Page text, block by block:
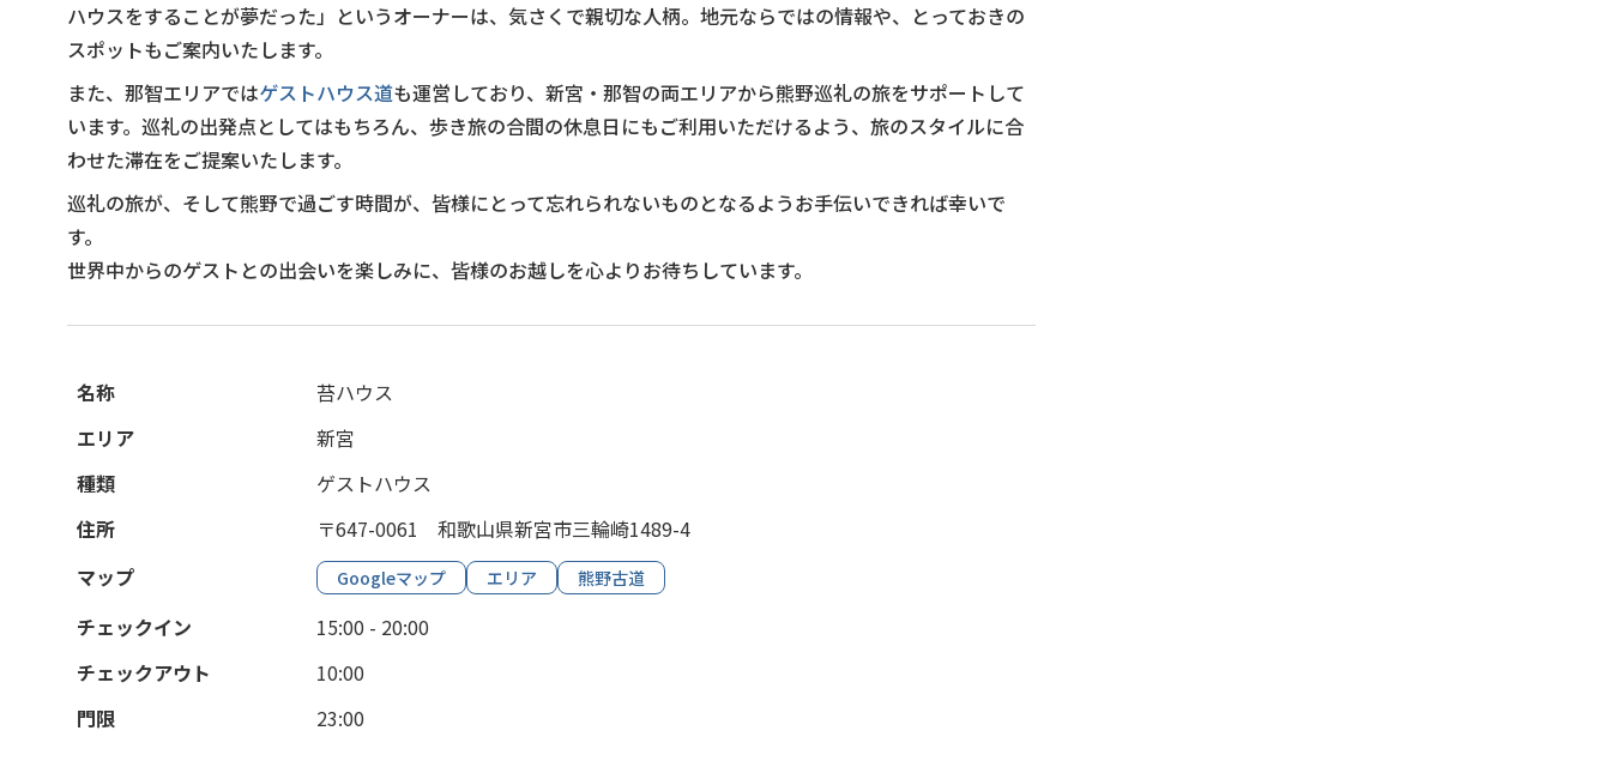
ハウスをすることが夢だった」というオーナーは、気さくで親切な人柄。地元ならではの情報や、とっておきの
スポットもご案内いたします。
また、那智エリアではゲストハウス道も運営しており、新宮・那智の両エリアから熊野巡礼の旅をサポートして
います。巡礼の出発点としてはもちろん、歩き旅の合間の休息日にもご利用いただけるよう、旅のスタイルに合
わせた滞在をご提案いたします。
巡礼の旅が、そして熊野で過ごす時間が、皆様にとって忘れられないものとなるようお手伝いできれば幸いで
す。
世界中からのゲストとの出会いを楽しみに、皆様のお越しを心よりお待ちしています。
名称
苔ハウス
エリア
新宮
種類
ゲストハウス
住所
〒647-0061 和歌山県新宮市三輪崎1489-4
マップ
Googleマップ エリア 熊野古道
チェックイン
15:00 - 20:00
チェックアウト
10:00
門限
23:00